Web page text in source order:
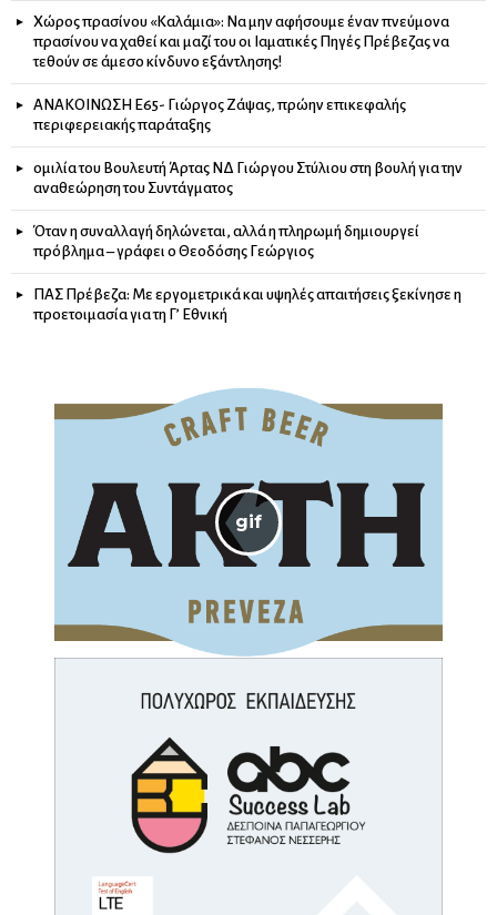
Χώρος πρασίνου «Καλάμια»: Να μην αφήσουμε έναν πνεύμονα
πρασίνου να χαθεί και μαζί του οι Ιαματικές Πηγές Πρέβεζας να
τεθούν σε άμεσο κίνδυνο εξάντλησης!
ΑΝΑΚΟΙΝΩΣΗ Ε65- Γιώργος Ζάψας, πρώην επικεφαλής
περιφερειακής παράταξης
ομιλία του Βουλευτή Άρτας ΝΔ Γιώργου Στύλιου στη βουλή για την
αναθεώρηση του Συντάγματος
Όταν η συναλλαγή δηλώνεται, αλλά η πληρωμή δημιουργεί
πρόβλημα – γράφει ο Θεοδόσης Γεώργιος
ΠΑΣ Πρέβεζα: Με εργομετρικά και υψηλές απαιτήσεις ξεκίνησε η
προετοιμασία για τη Γ’ Εθνική